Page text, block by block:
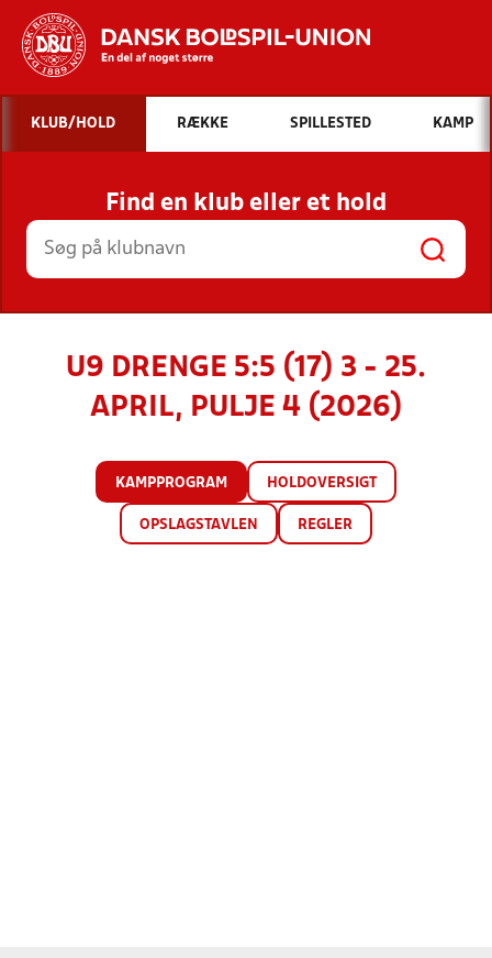
Hvad vil du søge efter?
INDHOLD OG NYHEDER
STILLINGER, RESULTATER, KLUBBER OG
HOLD
KLUB/HOLD RÆKKE SPILLESTED KAMP
Find en klub eller et hold
U9 DRENGE 5:5 (17) 3 - 25.
APRIL, PULJE 4 (2026)
KAMPPROGRAM HOLDOVERSIGT
OPSLAGSTAVLEN REGLER